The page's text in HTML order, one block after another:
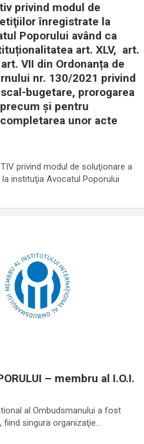
privind modul de
înregistrate la
Poporului având ca
art. XLV, art.
VII din Ordonanța de
nr. 130/2021 privind
bugetare, prorogarea
şi pentru
unor acte
privind modul de soluţionare a
instituţia Avocatul Poporului
– membru al I.O.I.
al Ombudsmanului a fost
fiind singura organizaţie…